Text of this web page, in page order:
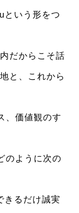
という形をつ
だからこそ話
と、これから
、価値観のす
のように次の
きるだけ誠実